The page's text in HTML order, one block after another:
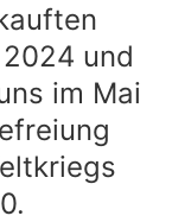
und
im Mai